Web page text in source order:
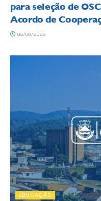
para seleção de
Acordo de
05/08/2026
EDUCAÇÃO